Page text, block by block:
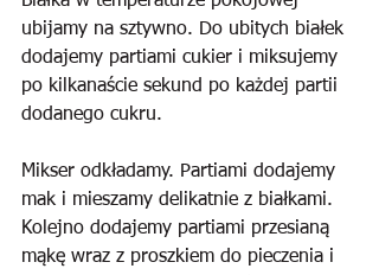
ubijamy na sztywno. Do ubitych białek
dodajemy partiami cukier i miksujemy
po kilkanaście sekund po każdej partii
dodanego cukru.
Mikser odkładamy. Partiami dodajemy
mak i mieszamy delikatnie z białkami.
Kolejno dodajemy partiami przesianą
mąkę wraz z proszkiem do pieczenia i